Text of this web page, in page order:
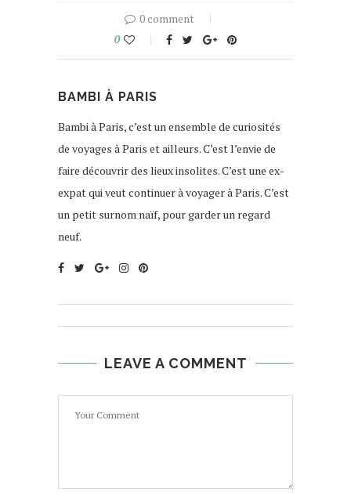
0 comment
0
BAMBI À PARIS
Bambi à Paris, c’est un ensemble de curiosités
de voyages à Paris et ailleurs. C’est l’envie de
faire découvrir des lieux insolites. C’est une ex-
expat qui veut continuer à voyager à Paris. C’est
un petit surnom naïf, pour garder un regard
neuf.
LEAVE A COMMENT